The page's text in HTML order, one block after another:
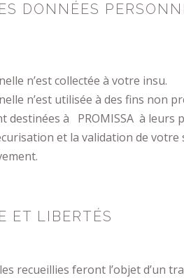
DONNÉES
n’est collectée à votre insu.
n’est utilisée à des fins non
destinées à PROMISSA à leurs
et la validation de votre
ET LIBERTÉS
recueillies feront l’objet d’un